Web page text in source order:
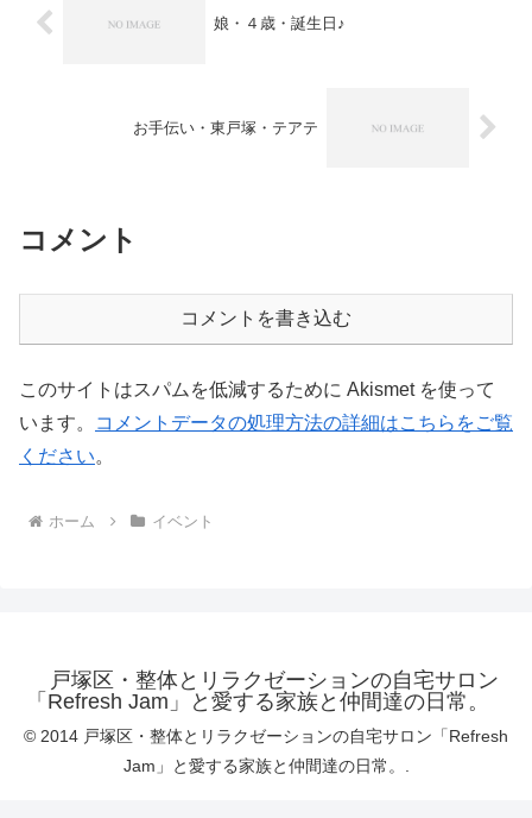
娘・４歳・誕生日♪
お手伝い・東戸塚・テアテ
コメント
コメントを書き込む
このサイトはスパムを低減するために Akismet を使って
います。
コメントデータの処理方法の詳細はこちらをご覧
ください。
ホーム イベント
戸塚区・整体とリラクゼーションの自宅サロン
「Refresh Jam」と愛する家族と仲間達の日常。
© 2014 戸塚区・整体とリラクゼーションの自宅サロン「Refresh
Jam」と愛する家族と仲間達の日常。.